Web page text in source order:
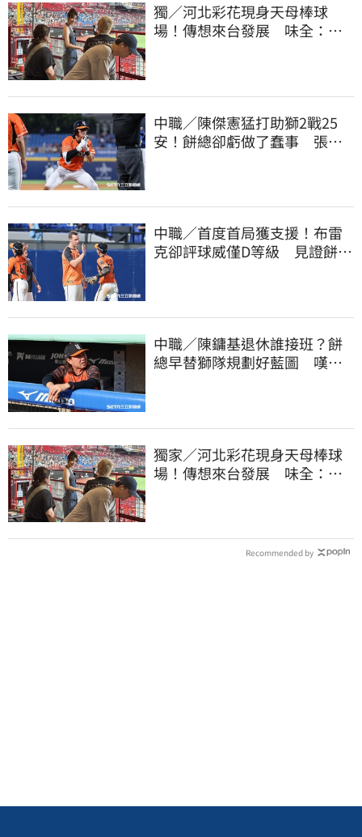
獨／河北彩花現身天母棒球
場！傳想來台發展 味全：歡
中職／陳傑憲猛打助獅2戰25
安！餅總卻虧做了蠢事 張翔
中職／首度首局獲支援！布雷
克卻評球威僅D等級 見證餅總
中職／陳鏞基退休誰接班？餅
總早替獅隊規劃好藍圖 嘆新
獨家／河北彩花現身天母棒球
場！傳想來台發展 味全：歡
Recommended by